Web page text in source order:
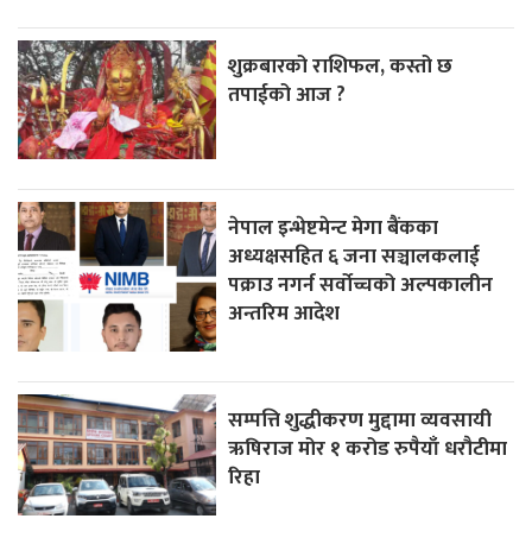
शुक्रबारको राशिफल, कस्तो छ
तपाईको आज ?
नेपाल इन्भेष्टमेन्ट मेगा बैंकका
अध्यक्षसहित ६ जना सञ्चालकलाई
पक्राउ नगर्न सर्वोच्चको अल्पकालीन
अन्तरिम आदेश
सम्पत्ति शुद्धीकरण मुद्दामा व्यवसायी
ऋषिराज मोर १ करोड रुपैयाँ धरौटीमा
रिहा